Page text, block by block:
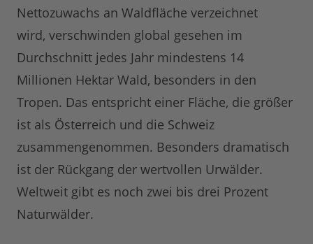
Nettozuwachs an Waldfläche verzeichnet
wird, verschwinden global gesehen im
Durchschnitt jedes Jahr mindestens 14
Millionen Hektar Wald, besonders in den
Tropen. Das entspricht einer Fläche, die größer
ist als Österreich und die Schweiz
zusammengenommen. Besonders dramatisch
ist der Rückgang der wertvollen Urwälder.
Weltweit gibt es noch zwei bis drei Prozent
Naturwälder.